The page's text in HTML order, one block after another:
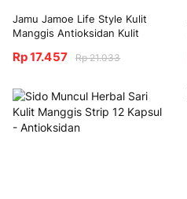
Jamu Jamoe Life Style Kulit
Manggis Antioksidan Kulit
Rp 17.457 Rp 21.033